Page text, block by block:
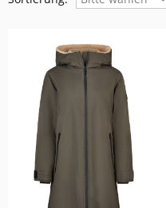
BOSS EQUESTRIAN
COVALLIERO
DIE SPIEGELBURG
HANDSCHUHE
ACCECOIRES & SOCKEN
ABSCHWITZDECKE
NÜTZLICHE HELFER